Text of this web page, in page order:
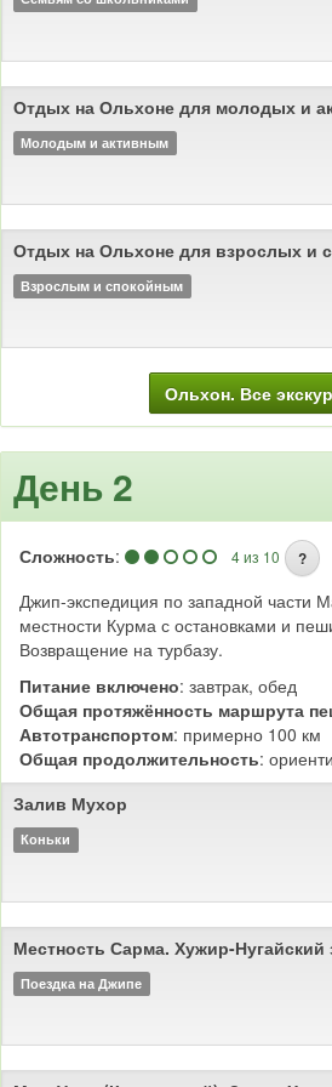
Отдых на Ольхоне для молодых и
Молодым и активным
Отдых на Ольхоне для взрослых и
Взрослым и спокойным
Ольхон. Все
День 2
Сложность: 4 из 10 ?
Джип-экспедиция по западной части
местности Курма с остановками и
Возвращение на турбазу.
Питание включено: завтрак, обед
Общая протяжённость маршрута
Автотранспортом: примерно 100 км
Общая продолжительность:
Залив Мухор
Коньки
Местность Сарма. Хужир-Нугайский
Поездка на Джипе